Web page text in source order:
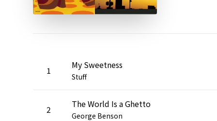
1 My Sweetness
Stuff
2 The World Is a Ghetto
George Benson